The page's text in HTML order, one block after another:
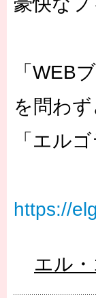
「WEB
を問わ
「エル
https://
エル